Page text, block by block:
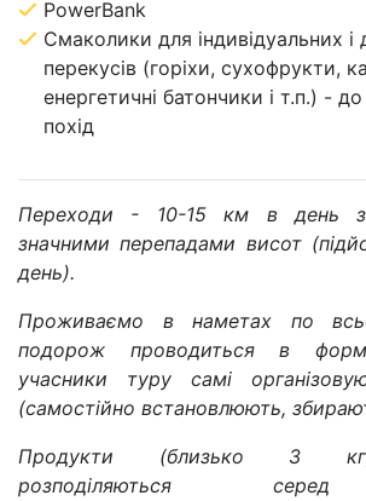
PowerBank
Смаколики для індивідуальних і
перекусів (горіхи, сухофрукти,
енергетичні батончики і т.п.) -
похід
Переходи - 10-15 км в день з
значними перепадами висот
день).
Проживаємо в наметах по
подорож проводиться в
учасники туру самі
(самостійно встановлюють,
Продукти (близько 3 кг)
розподіляються серед